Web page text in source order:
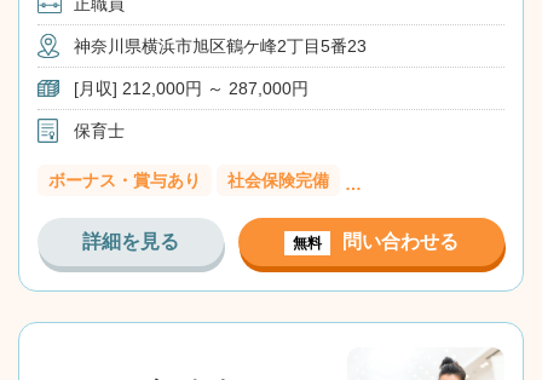
神奈川県横浜市旭区鶴ケ峰2丁目5番23
[月収] 212,000円 ～ 287,000円
保育士
ボーナス・賞与あり 社会保険完備 …
詳細を見る 無料 問い合わせる